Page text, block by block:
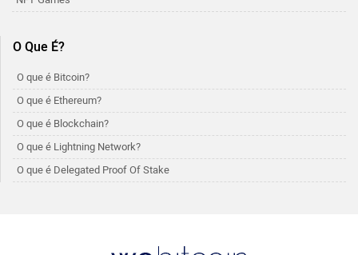
O Que É?
O que é Bitcoin?
O que é Ethereum?
O que é Blockchain?
O que é Lightning Network?
O que é Delegated Proof Of Stake